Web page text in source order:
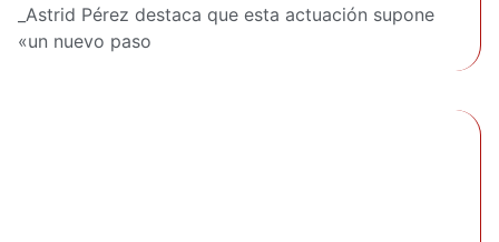
_Astrid Pérez destaca que esta actuación supone
«un nuevo paso